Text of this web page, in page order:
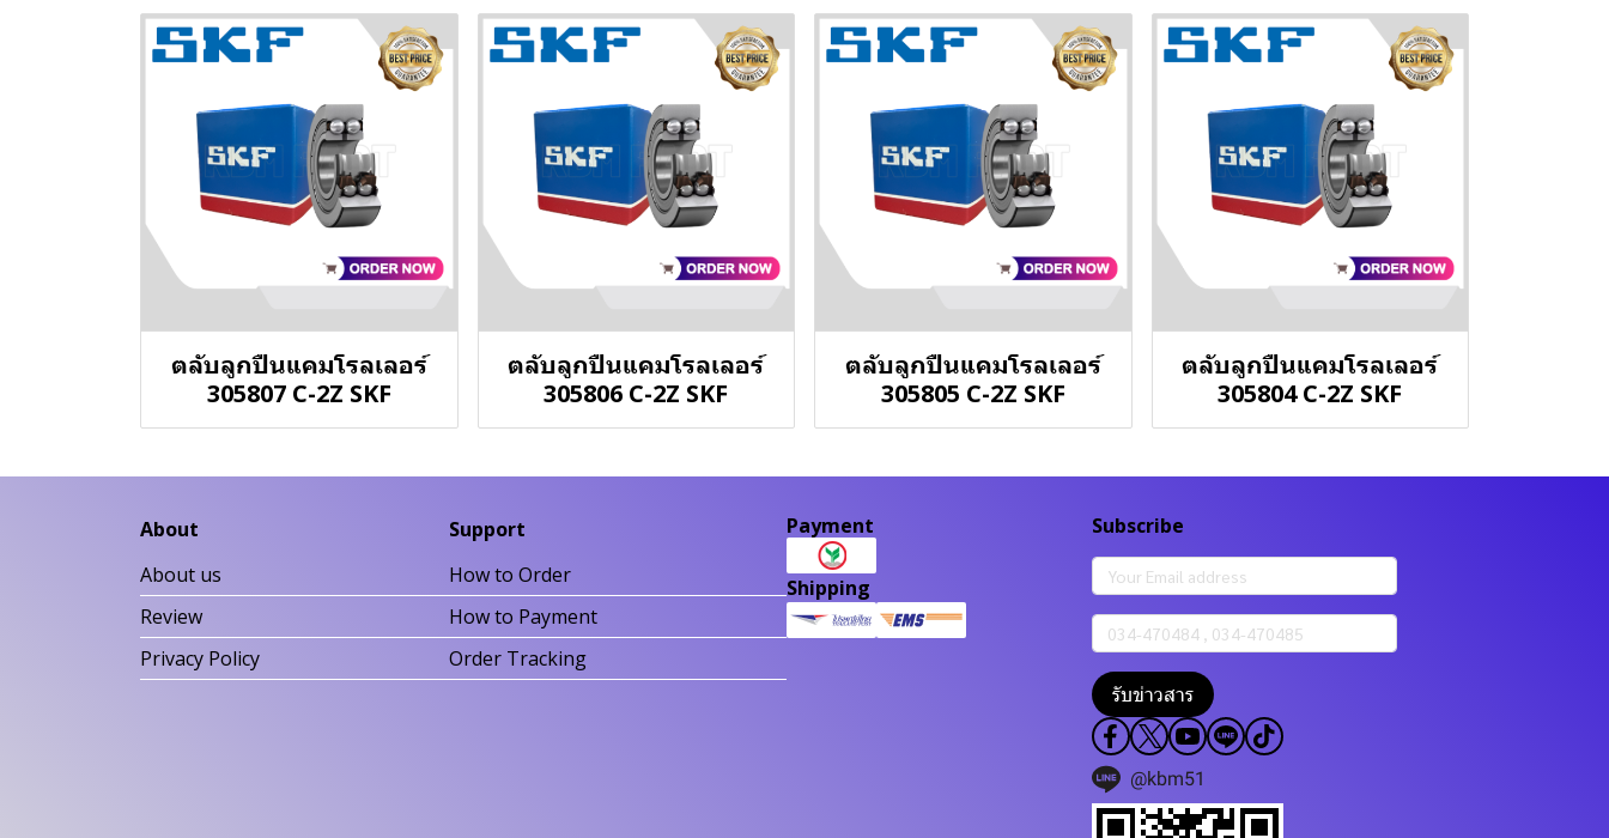
ตลับลูกปืนแคมโรลเลอร์
305807 C-2Z SKF
ตลับลูกปืนแคมโรลเลอร์
305806 C-2Z SKF
ตลับลูกปืนแคมโรลเลอร์
305805 C-2Z SKF
ตลับลูกปืนแคมโรลเลอร์
305804 C-2Z SKF
About
About us
Review
Privacy Policy
Support
How to Order
How to Payment
Order Tracking
Payment
Shipping
Subscribe
รับข่าวสาร
@kbm51